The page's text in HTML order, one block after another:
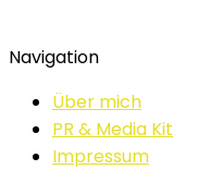
Navigation
Über mich
PR & Media Kit
Impressum